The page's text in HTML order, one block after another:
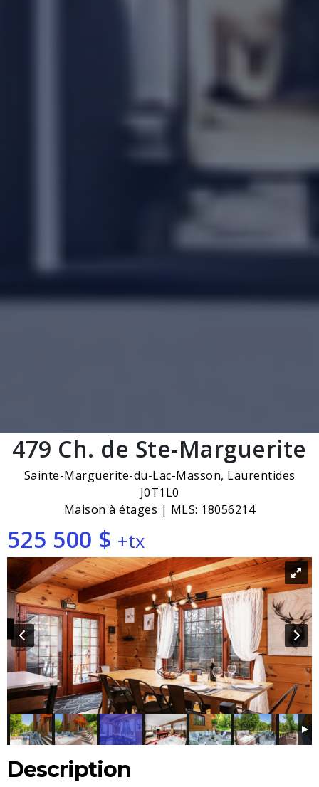
479 Ch. de Ste-Marguerite
Sainte-Marguerite-du-Lac-Masson, Laurentides
J0T1L0
Maison à étages | MLS: 18056214
525 500 $ +tx
Description